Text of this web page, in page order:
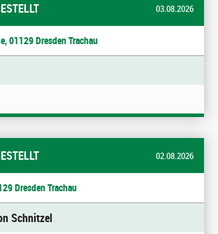
03.08.2026
01129 Dresden Trachau
02.08.2026
Dresden Trachau
Schnitzel